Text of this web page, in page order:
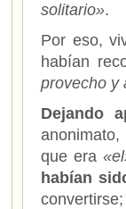
solitario».
Por eso,
habían
provecho y
Dejando
que era
habían